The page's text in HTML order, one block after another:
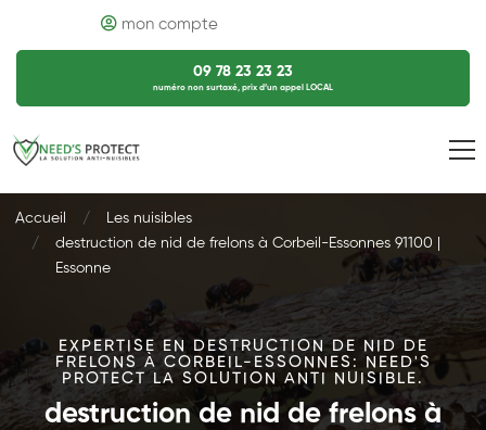
mon compte
09 78 23 23 23
numéro non surtaxé, prix d’un appel LOCAL
Accueil
Les nuisibles
destruction de nid de frelons à Corbeil-Essonnes 91100 |
Essonne
EXPERTISE EN DESTRUCTION DE NID DE
FRELONS À CORBEIL-ESSONNES: NEED'S
PROTECT LA SOLUTION ANTI NUISIBLE.
destruction de nid de frelons à